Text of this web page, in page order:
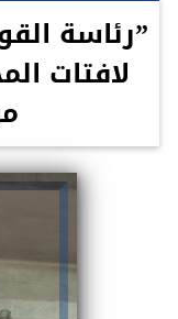
”رئاسة
لافتات